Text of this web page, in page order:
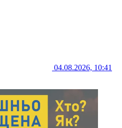
04.08.2026, 10:41